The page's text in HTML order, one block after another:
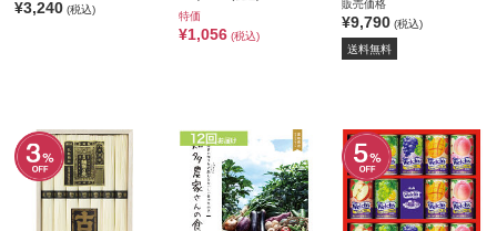
¥3,240 (税込)
特価
¥1,056(税込)
販売価格
¥9,790 (税込)
送料無料